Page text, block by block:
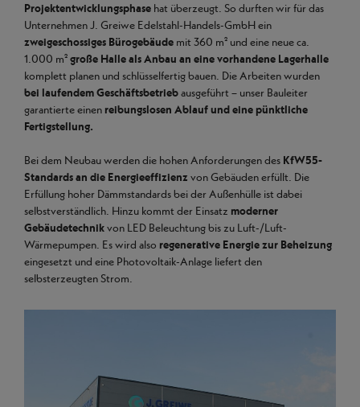
Projektentwicklungsphase hat überzeugt. So durften wir für das
Unternehmen J. Greiwe Edelstahl-Handels-GmbH ein
zweigeschossiges Bürogebäude mit 360 m² und eine neue ca.
1.000 m²große Halle als Anbau an eine vorhandene Lagerhalle
komplett planen und schlüsselfertig bauen. Die Arbeiten wurden
bei laufendem Geschäftsbetriebausgeführt – unser Bauleiter
garantierte einen reibungslosen Ablauf und eine pünktliche
Fertigstellung.
Bei dem Neubau werden die hohen Anforderungen des KfW55-
Standards an die Energieeffizienz von Gebäuden erfüllt. Die
Erfüllung hoher Dämmstandards bei der Außenhülle ist dabei
selbstverständlich. Hinzu kommt der Einsatz moderner
Gebäudetechnikvon LED Beleuchtung bis zu Luft-/Luft-
Wärmepumpen. Es wird also regenerative Energie zur Beheizung
eingesetzt und eine Photovoltaik-Anlage liefert den
selbsterzeugten Strom.